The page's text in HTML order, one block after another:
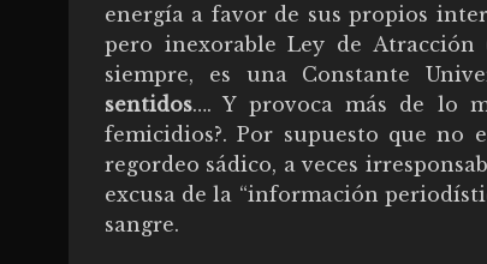
energía a favor de sus propios
pero inexorable Ley de
siempre, es una Constante
sentidos…. Y provoca más de lo
femicidios?. Por supuesto que no
regordeo sádico, a veces
excusa de la “información
sangre.